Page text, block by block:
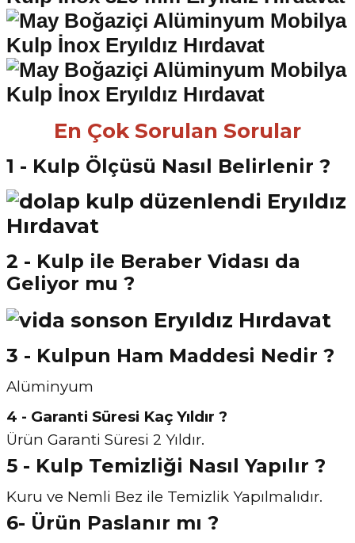
En Çok Sorulan Sorular
1 - Kulp Ölçüsü Nasıl Belirlenir ?
2 - Kulp ile Beraber Vidası da
Geliyor mu ?
3 - Kulpun Ham Maddesi Nedir ?
Alüminyum
4 - Garanti Süresi Kaç Yıldır ?
Ürün Garanti Süresi 2 Yıldır.
5 - Kulp Temizliği Nasıl Yapılır ?
Kuru ve Nemli Bez ile Temizlik Yapılmalıdır.
6- Ürün Paslanır mı ?